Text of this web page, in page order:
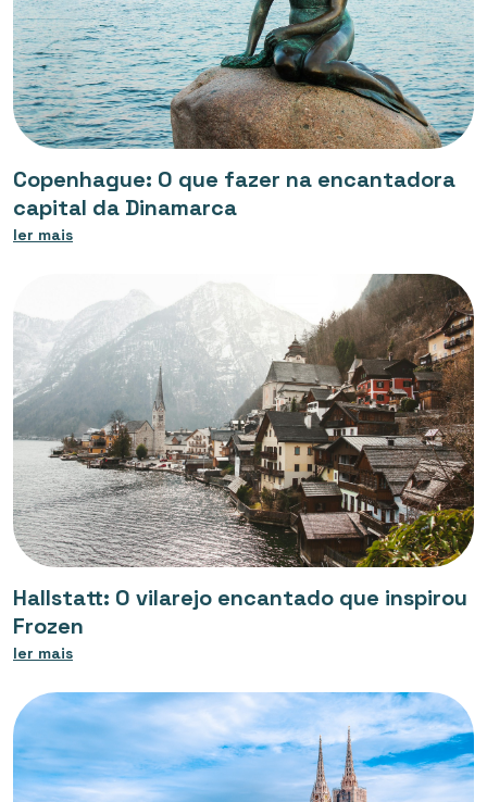
Copenhague: O que fazer na encantadora
capital da Dinamarca
ler mais
Hallstatt: O vilarejo encantado que inspirou
Frozen
ler mais